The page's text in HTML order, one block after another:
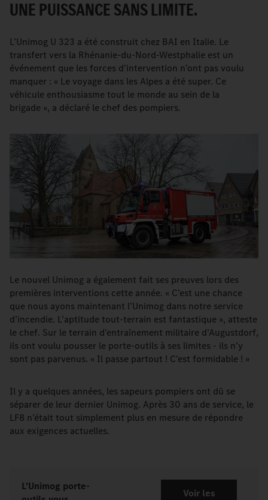
UNE PUISSANCE SANS LIMITE.
L’Unimog U 323 a été construit chez BAI en Italie. Le
transfert vers la Rhénanie-du-Nord-Westphalie est un
événement que les forces d’intervention n’ont pas voulu
manquer : « Le voyage dans les Alpes a été super. Ce
véhicule enthousiasme tout le monde au sein de la
brigade », a déclaré le chef des pompiers.
Le nouvel Unimog a également fait ses preuves lors des
premières interventions cette année. « C’est une chance
que nous ayons maintenant l’Unimog dans notre service
d’incendie. L’aptitude tout-terrain est fantastique », atteste
le chef. Sur le terrain d’entraînement militaire d’Augustdorf,
ils ont voulu pousser le porte-outils à ses limites - ils n’y
sont pas parvenus. « Il passe partout ! C’est formidable ! »
Il y a quelques années, les sapeurs pompiers ont dû se
séparer de leur dernier Unimog. Après 30 ans de service, le
LF8 n’était tout simplement plus en mesure de répondre
aux exigences actuelles.
L’Unimog porte-
Voir les